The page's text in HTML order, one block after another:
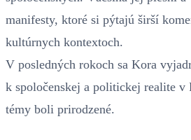
manifesty, ktoré si pýtajú širší
kultúrnych kontextoch.
V posledných rokoch sa Kora
k spoločenskej a politickej realite v
témy boli prirodzené.